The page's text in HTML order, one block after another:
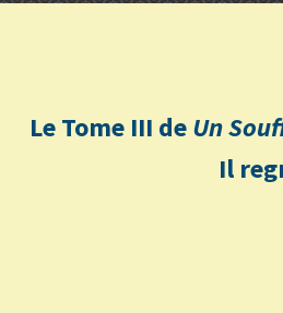
Le Tome III deUn
Il